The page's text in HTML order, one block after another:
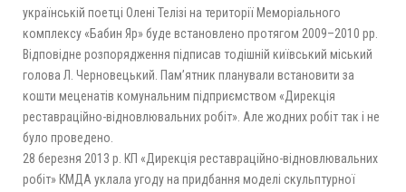
українській поетці Олені Телізі на території Меморіального
комплексу «Бабин Яр» буде встановлено протягом 2009–2010 рр.
Відповідне розпорядження підписав тодішній київський міський
голова Л. Черновецький. Пам’ятник планували встановити за
кошти меценатів комунальним підприємством «Дирекція
реставраційно-відновлювальних робіт». Але жодних робіт так і не
було проведено.
28 березня 2013 р. КП «Дирекція реставраційно-відновлювальних
робіт» КМДА уклала угоду на придбання моделі скульптурної